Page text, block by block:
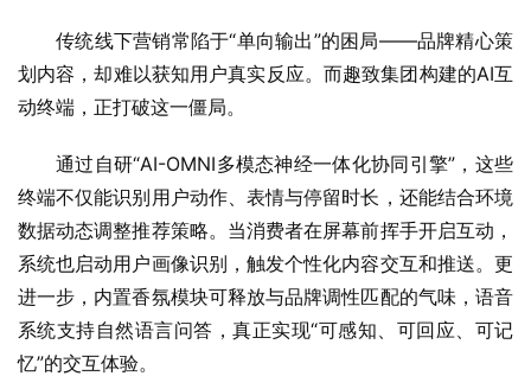
传统线下营销常陷于“单向输出”的困局——品牌精心策
划内容，却难以获知用户真实反应。而趣致集团构建的AI互
动终端，正打破这一僵局。
通过自研“AI-OMNI多模态神经一体化协同引擎”，这些
终端不仅能识别用户动作、表情与停留时长，还能结合环境
数据动态调整推荐策略。当消费者在屏幕前挥手开启互动，
系统也启动用户画像识别，触发个性化内容交互和推送。更
进一步，内置香氛模块可释放与品牌调性匹配的气味，语音
系统支持自然语言问答，真正实现“可感知、可回应、可记
忆”的交互体验。